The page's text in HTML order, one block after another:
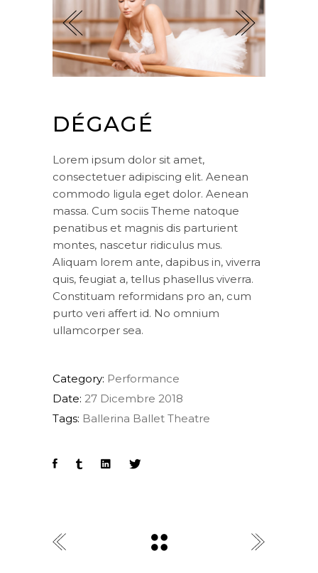
DÉGAGÉ
Lorem ipsum dolor sit amet,
consectetuer adipiscing elit. Aenean
commodo ligula eget dolor. Aenean
massa. Cum sociis Theme natoque
penatibus et magnis dis parturient
montes, nascetur ridiculus mus.
Aliquam lorem ante, dapibus in, viverra
quis, feugiat a, tellus phasellus viverra.
Constituam reformidans pro an, cum
purto veri affert id. No omnium
ullamcorper sea.
Category: Performance
Date: 27 Dicembre 2018
Tags: Ballerina Ballet Theatre